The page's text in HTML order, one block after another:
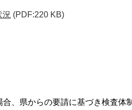
況 (PDF:220 KB)
、県からの要請に基づき検査体